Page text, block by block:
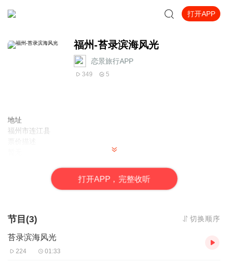
打开APP
福州-苔录滨海风光
恋景旅行APP
349 5
地址
福州市连江县
打开APP，完整收听
节目(3) 切换顺序
苔录滨海风光
224 01:33